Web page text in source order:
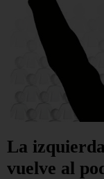
La
vuelve al